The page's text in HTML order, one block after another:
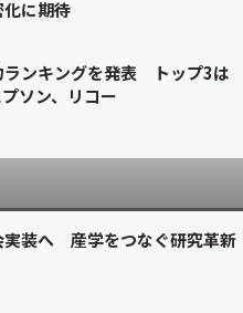
に期待
ランキングを発表 トップ3は
ソン、リコー
実装へ 産学をつなぐ研究革新